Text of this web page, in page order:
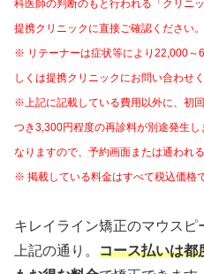
科医師の判断のもと行われる「クリニ
提携クリニックに直接ご確認ください。
※ リテーナーは症状等により22,000～
しくは提携クリニックにお問い合わせく
※上記に記載している費用以外に、初
つき3,300円程度の再診料が別途発生
なりますので、予約画面または通われ
※ 掲載している料金はすべて税込価格で
キレイライン矯正のマウス
上記の通り。 コース払いは都